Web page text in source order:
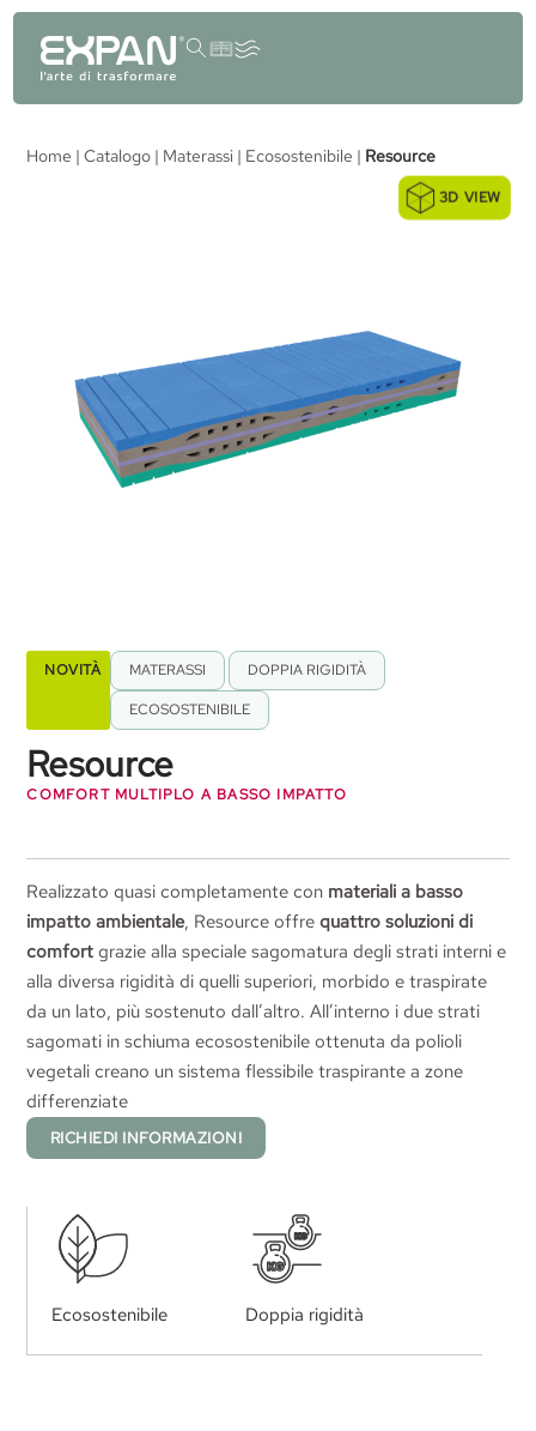
contenuto
Home |Catalogo | Materassi | Ecosostenibile | Resource
3D VIEW
NOVITÀ MATERASSI DOPPIA RIGIDITÀ
ECOSOSTENIBILE
Resource
COMFORT MULTIPLO A BASSO IMPATTO
Realizzato quasi completamente con materiali a basso
impatto ambientale, Resource offrequattro soluzioni di
comfort grazie alla speciale sagomatura degli strati interni e
alla diversa rigidità di quelli superiori, morbido e traspirate
da un lato, più sostenuto dall’altro. All’interno i due strati
sagomati in schiuma ecosostenibile ottenuta da polioli
vegetali creano un sistema flessibile traspirante a zone
differenziate
RICHIEDI INFORMAZIONI
Ecosostenibile
KG
KG
Doppia rigidità